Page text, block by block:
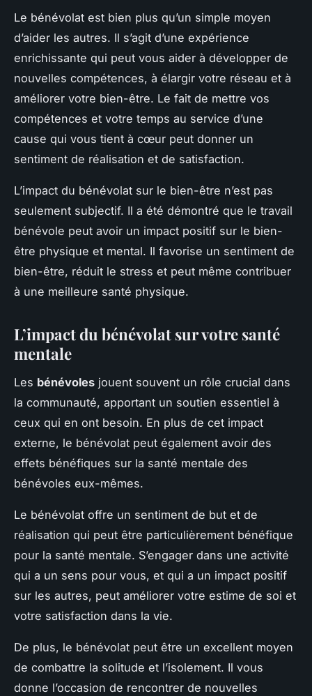
Le bénévolat est bien plus qu’un simple moyen
d’aider les autres. Il s’agit d’une expérience
enrichissante qui peut vous aider à développer de
nouvelles compétences, à élargir votre réseau et à
améliorer votre bien-être. Le fait de mettre vos
compétences et votre temps au service d’une
cause qui vous tient à cœur peut donner un
sentiment de réalisation et de satisfaction.
L’impact du bénévolat sur le bien-être n’est pas
seulement subjectif. Il a été démontré que le travail
bénévole peut avoir un impact positif sur le bien-
être physique et mental. Il favorise un sentiment de
bien-être, réduit le stress et peut même contribuer
à une meilleure santé physique.
L’impact du bénévolat sur votre santé
mentale
Les bénévoles jouent souvent un rôle crucial dans
la communauté, apportant un soutien essentiel à
ceux qui en ont besoin. En plus de cet impact
externe, le bénévolat peut également avoir des
effets bénéfiques sur la santé mentale des
bénévoles eux-mêmes.
Le bénévolat offre un sentiment de but et de
réalisation qui peut être particulièrement bénéfique
pour la santé mentale. S’engager dans une activité
qui a un sens pour vous, et qui a un impact positif
sur les autres, peut améliorer votre estime de soi et
votre satisfaction dans la vie.
De plus, le bénévolat peut être un excellent moyen
de combattre la solitude et l’isolement. Il vous
donne l’occasion de rencontrer de nouvelles